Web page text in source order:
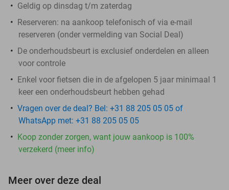
Geldig op dinsdag t/m zaterdag
Reserveren: na aankoop telefonisch of via e-mail
reserveren (onder vermelding van Social Deal)
De onderhoudsbeurt is exclusief onderdelen en alleen
voor controle
Enkel voor fietsen die in de afgelopen 5 jaar minimaal 1
keer een onderhoudsbeurt hebben gehad
Vragen over de deal? Bel: +31 88 205 05 05 of
WhatsApp met: +31 88 205 05 05
Koop zonder zorgen, want jouw aankoop is 100%
verzekerd (meer info)
Meer over deze deal